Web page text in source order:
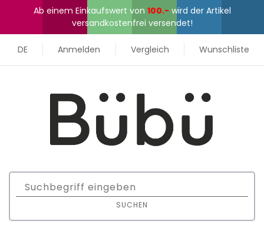
Ab einem Einkaufswert von 100.- wird der Artikel
versandkostenfrei versendet!
DE Anmelden Vergleich Wunschliste
SUCHEN